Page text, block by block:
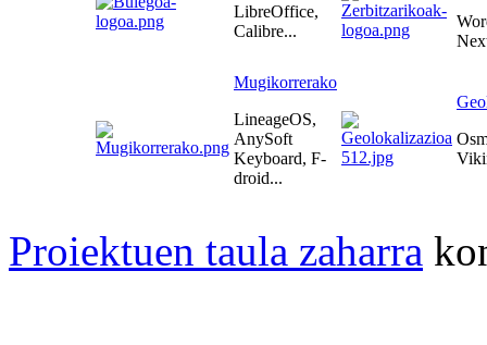
LibreOffice,
Calibre...
Mugikorrerako
LineageOS,
AnySoft
Keyboard, F-
droid...
Proiektuen taula zaharra